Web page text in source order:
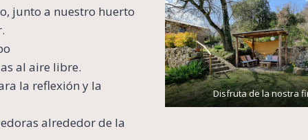
junto a nuestro huerto
al aire libre.
la reflexión y la
alrededor de la
Disfruta de la nostra